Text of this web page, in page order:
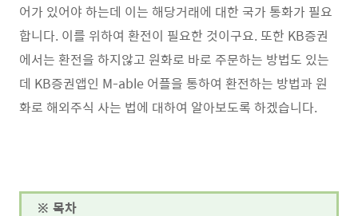
어가 있어야 하는데 이는 해당거래에 대한 국가 통화가 필요
합니다. 이를 위하여 환전이 필요한 것이구요. 또한 KB증권
에서는 환전을 하지않고 원화로 바로 주문하는 방법도 있는
데 KB증권앱인 M-able 어플을 통하여 환전하는 방법과 원
화로 해외주식 사는 법에 대하여 알아보도록 하겠습니다.
※ 목차